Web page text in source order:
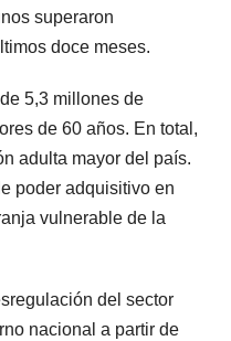
superaron
doce meses.
5,3 millones de
de 60 años. En total,
adulta mayor del país.
poder adquisitivo en
vulnerable de la
del sector
nacional a partir de